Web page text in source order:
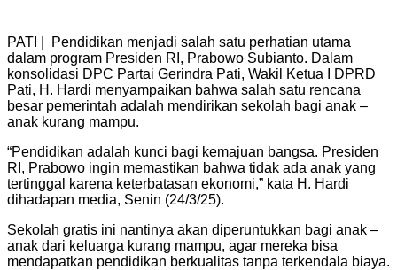
PATI | Pendidikan menjadi salah satu perhatian utama
dalam program Presiden RI, Prabowo Subianto. Dalam
konsolidasi DPC Partai Gerindra Pati, Wakil Ketua I DPRD
Pati, H. Hardi menyampaikan bahwa salah satu rencana
besar pemerintah adalah mendirikan sekolah bagi anak –
anak kurang mampu.
“Pendidikan adalah kunci bagi kemajuan bangsa. Presiden
RI, Prabowo ingin memastikan bahwa tidak ada anak yang
tertinggal karena keterbatasan ekonomi,” kata H. Hardi
dihadapan media, Senin (24/3/25).
Sekolah gratis ini nantinya akan diperuntukkan bagi anak –
anak dari keluarga kurang mampu, agar mereka bisa
mendapatkan pendidikan berkualitas tanpa terkendala biaya.